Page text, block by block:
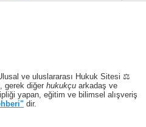
ve uluslararası Hukuk Sitesi ⚖️
, gerek diğer hukukçu arkadaş ve
yapan, eğitim ve bilimsel alışveriş
dir.